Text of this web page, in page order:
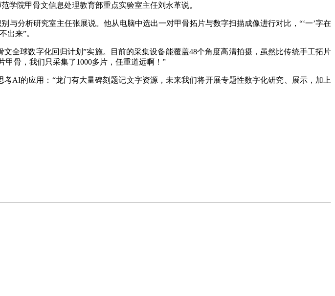
院甲骨文信息处理教育部重点实验室主任刘永革说。
分析研究室主任张展说。他从电脑中选出一对甲骨拓片与数字扫描成像进行对比，“‘一’字在
出来”。
球数字化回归计划”实施。目前的采集设备能覆盖48个角度高清拍摄，虽然比传统手工拓片
骨，我们只采集了1000多片，任重道远啊！”
的应用：“龙门有大量碑刻题记文字资源，未来我们将开展专题性数字化研究、展示，加上